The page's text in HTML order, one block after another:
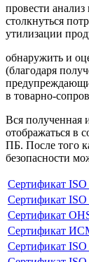
провести
столкнуться
утилизации
обнаружить и
(благодаря
в товарно-
Вся полученная
отображаться в
ПБ. После того
безопасности
Сертификат ISO
Сертификат ISO
Сертификат
Сертификат
Сертификат ISO